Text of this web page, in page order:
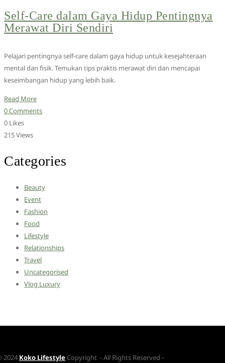
Self-Care dalam Gaya Hidup Pentingnya
Merawat Diri Sendiri
Pelajari pentingnya self-care dalam gaya hidup untuk kesejahteraan
mental dan fisik. Temukan tips praktis merawat diri dan mencapai
keseimbangan hidup yang lebih baik.
Read More
0 Comments
0 Likes
215 Views
Categories
Beauty
Event
Fashion
Food
Lifestyle
Relationships
Travel
Uncategorised
Vlog Luxury
2024 Koko Lifestyle Copyright - All Rights Reserved -